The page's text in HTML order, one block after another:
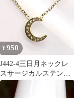
¥950
J442-4三日月ネックレ
スサージカルステンレ
ス45cm